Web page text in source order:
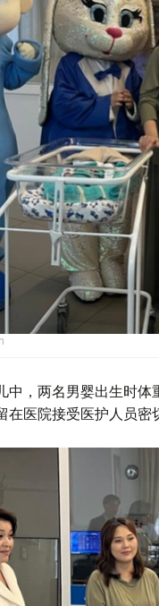
中，两名男婴出生时
医院接受医护人员密